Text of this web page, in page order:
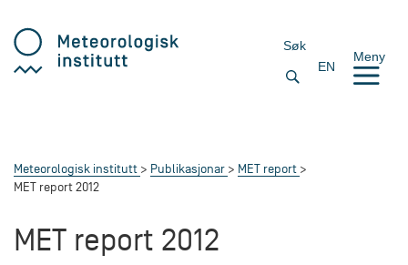
Søk
EN
Meny
Meteorologisk institutt Publikasjonar
MET report
MET report 2012
MET report 2012